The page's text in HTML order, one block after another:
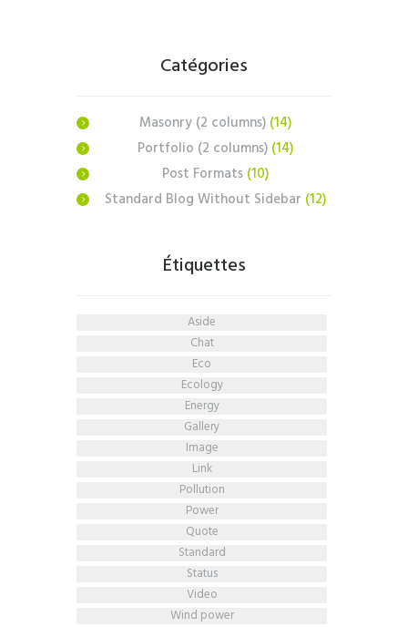
Catégories
Masonry (2 columns) (14)
Portfolio (2 columns) (14)
Post Formats (10)
Standard Blog Without Sidebar (12)
Étiquettes
aside
chat
eco
ecology
energy
gallery
image
link
pollution
power
quote
standard
status
video
wind power